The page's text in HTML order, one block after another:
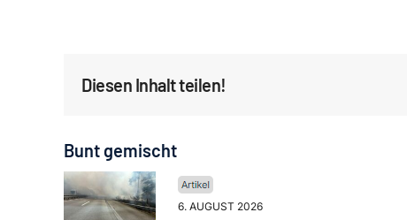
Diesen Inhalt teilen!
Bunt gemischt
6. AUGUST 2026